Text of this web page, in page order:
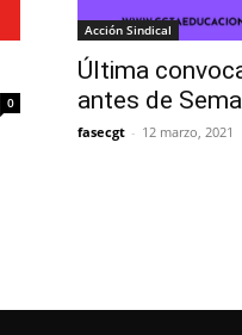
0
Acción Sindical
Última
antes de
fasecgt - 12 marzo, 2021